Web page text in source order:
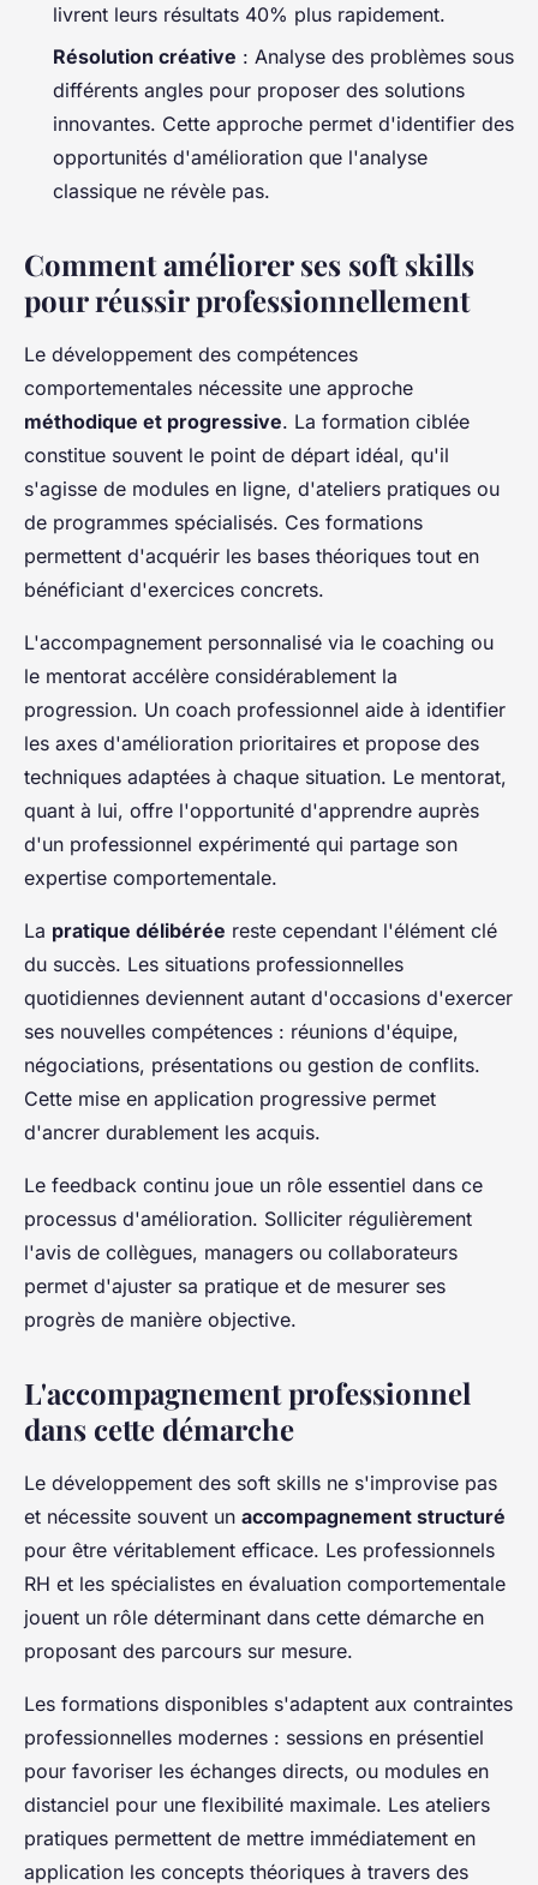
livrent leurs résultats 40% plus rapidement.
Résolution créative : Analyse des problèmes sous
différents angles pour proposer des solutions
innovantes. Cette approche permet d'identifier des
opportunités d'amélioration que l'analyse
classique ne révèle pas.
Comment améliorer ses soft skills
pour réussir professionnellement
Le développement des compétences
comportementales nécessite une approche
méthodique et progressive. La formation ciblée
constitue souvent le point de départ idéal, qu'il
s'agisse de modules en ligne, d'ateliers pratiques ou
de programmes spécialisés. Ces formations
permettent d'acquérir les bases théoriques tout en
bénéficiant d'exercices concrets.
L'accompagnement personnalisé via le coaching ou
le mentorat accélère considérablement la
progression. Un coach professionnel aide à identifier
les axes d'amélioration prioritaires et propose des
techniques adaptées à chaque situation. Le mentorat,
quant à lui, offre l'opportunité d'apprendre auprès
d'un professionnel expérimenté qui partage son
expertise comportementale.
La pratique délibérée reste cependant l'élément clé
du succès. Les situations professionnelles
quotidiennes deviennent autant d'occasions d'exercer
ses nouvelles compétences : réunions d'équipe,
négociations, présentations ou gestion de conflits.
Cette mise en application progressive permet
d'ancrer durablement les acquis.
Le feedback continu joue un rôle essentiel dans ce
processus d'amélioration. Solliciter régulièrement
l'avis de collègues, managers ou collaborateurs
permet d'ajuster sa pratique et de mesurer ses
progrès de manière objective.
L'accompagnement professionnel
dans cette démarche
Le développement des soft skills ne s'improvise pas
et nécessite souvent un accompagnement structuré
pour être véritablement efficace. Les professionnels
RH et les spécialistes en évaluation comportementale
jouent un rôle déterminant dans cette démarche en
proposant des parcours sur mesure.
Les formations disponibles s'adaptent aux contraintes
professionnelles modernes : sessions en présentiel
pour favoriser les échanges directs, ou modules en
distanciel pour une flexibilité maximale. Les ateliers
pratiques permettent de mettre immédiatement en
application les concepts théoriques à travers des